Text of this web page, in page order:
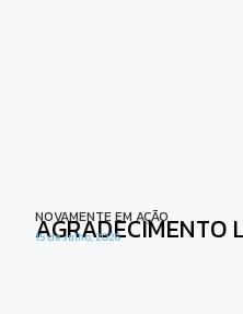
NOVAMENTE EM AÇÃO
AGRADECIMENTO
15 de Julho, 2026